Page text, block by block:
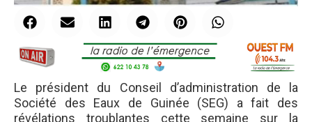
Le président du Conseil d’administration de la
Société des Eaux de Guinée (SEG) a fait des
révélations troublantes cette semaine sur la